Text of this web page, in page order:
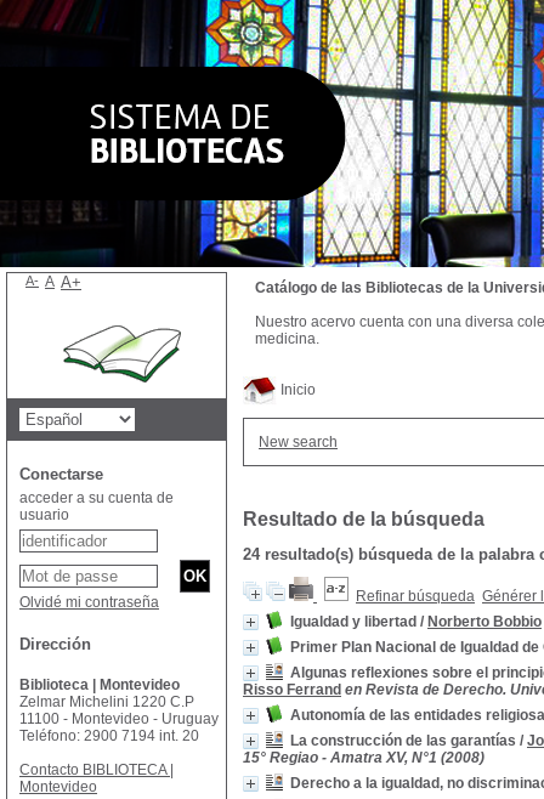
Inicio
New search
Resultado de la búsqueda
24 resultado(s) búsqueda de la palabra
Refinar búsqueda Générer
Igualdad y libertad / Norberto Bobbio
Primer Plan Nacional de Igualdad
Algunas reflexiones sobre el
Risso Ferrand en Revista de Derecho.
Autonomía de las entidades
La construcción de las garantías /
15° Regiao - Amatra XV, N°1 (2008)
Derecho a la igualdad, no
Catálogo de las Bibliotecas de la
Nuestro acervo cuenta con una diversa
medicina.
A- A A+
Conectarse
acceder a su cuenta de
usuario
Olvidé mi contraseña
Dirección
Biblioteca | Montevideo
Zelmar Michelini 1220 C.P
11100 - Montevideo - Uruguay
Teléfono: 2900 7194 int. 20
Contacto BIBLIOTECA |
Montevideo